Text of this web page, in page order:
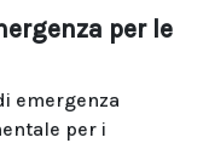
per le
emergenza
per i